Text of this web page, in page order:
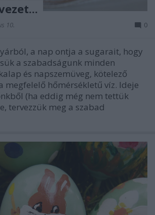
10. 0
a nap ontja a sugarait, hogy
a szabadságunk minden
és napszemüveg, kötelező
megfelelő hőmérsékletű víz. Ideje
(ha eddig még nem tettük
tervezzük meg a szabad